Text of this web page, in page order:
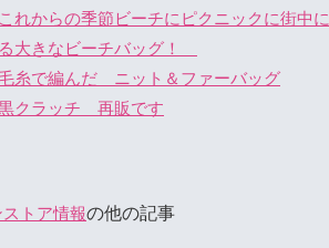
からの季節ビーチにピクニックに街中に
大きなビーチバッグ！
糸で編んだ ニット＆ファーバッグ
クラッチ 再販です
トア情報の他の記事